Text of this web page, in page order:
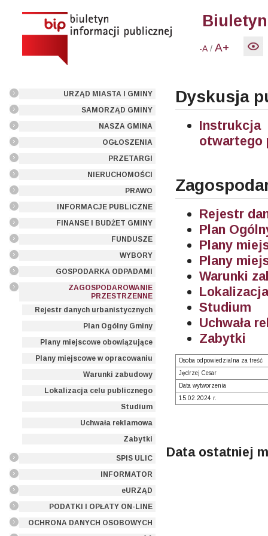
-A /A+
URZĄD MIASTA I GMINY
SAMORZĄD GMINY
NASZA GMINA
OGŁOSZENIA
PRZETARGI
NIERUCHOMOŚCI
PRAWO
INFORMACJE PUBLICZNE
FINANSE I BUDŻET GMINY
FUNDUSZE
WYBORY
GOSPODARKA ODPADAMI
ZAGOSPODAROWANIE
PRZESTRZENNE
Rejestr danych urbanistycznych
Plan Ogólny Gminy
Plany miejscowe obowiązujące
Plany miejscowe w opracowaniu
Warunki zabudowy
Lokalizacja celu publicznego
Studium
Uchwała reklamowa
Zabytki
SPIS ULIC
INFORMATOR
eURZĄD
PODATKI I OPŁATY ON-LINE
OCHRONA DANYCH OSOBOWYCH
Dyskusja
Instrukcja
otwartego
Rejestr
Plan
Plany
Plany
Warunki
Studium
Uchwała
Zabytki
Osoba odpowiedzialna za treść
Jędrzej Cesar
Data wytworzenia
15.02.2024 r.
Data ostatniej